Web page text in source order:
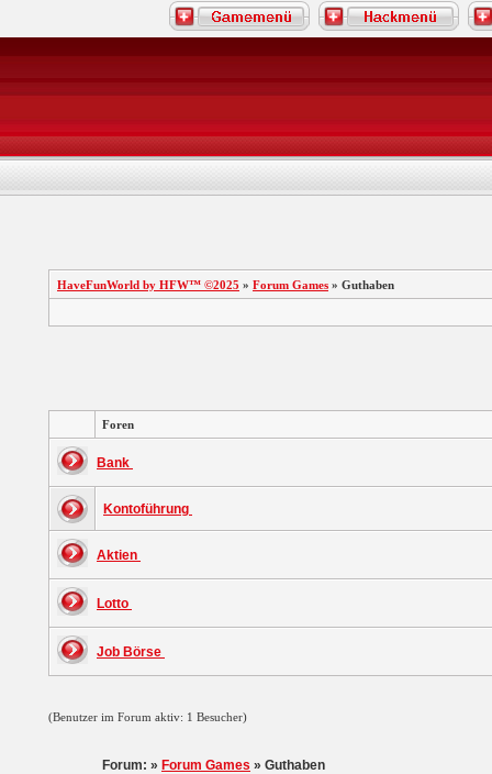
HaveFunWorld by HFW™ ©2025 » Forum Games » Guthaben
Foren
Bank
Kontoführung
Aktien
Lotto
Job Börse
(Benutzer im Forum aktiv: 1 Besucher)
Forum: » Forum Games » Guthaben